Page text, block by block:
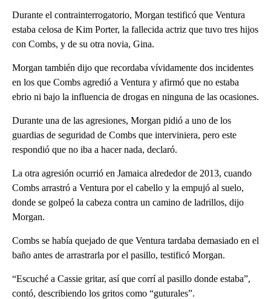
Durante el contrainterrogatorio, Morgan testificó que Ventura
estaba celosa de Kim Porter, la fallecida actriz que tuvo tres hijos
con Combs, y de su otra novia, Gina.
Morgan también dijo que recordaba vívidamente dos incidentes
en los que Combs agredió a Ventura y afirmó que no estaba
ebrio ni bajo la influencia de drogas en ninguna de las ocasiones.
Durante una de las agresiones, Morgan pidió a uno de los
guardias de seguridad de Combs que interviniera, pero este
respondió que no iba a hacer nada, declaró.
La otra agresión ocurrió en Jamaica alrededor de 2013, cuando
Combs arrastró a Ventura por el cabello y la empujó al suelo,
donde se golpeó la cabeza contra un camino de ladrillos, dijo
Morgan.
Combs se había quejado de que Ventura tardaba demasiado en el
baño antes de arrastrarla por el pasillo, testificó Morgan.
“Escuché a Cassie gritar, así que corrí al pasillo donde estaba”,
contó, describiendo los gritos como “guturales”.